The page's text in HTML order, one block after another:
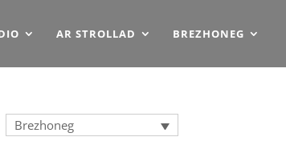
AR STROLLAD BREZHONEG
Brezhoneg